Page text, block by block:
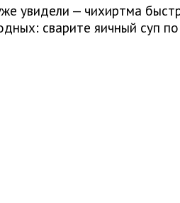
увидели — чихиртма
сварите яичный суп